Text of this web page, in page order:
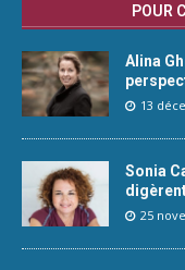
POUR
Alina
13
Sonia
25